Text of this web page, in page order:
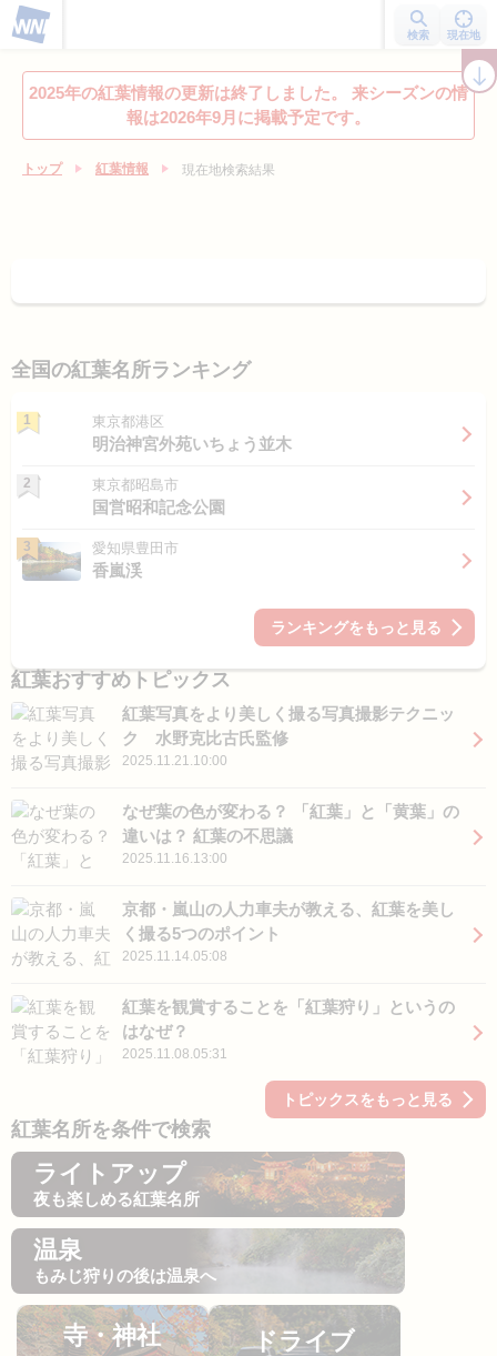
検索 現在地
紅葉レーダー 紅葉ニュース 京都 見頃カレンダー 名所ランキング
2025年の紅葉情報の更新は終了しました。 来シーズンの情
報は2026年9月に掲載予定です。
トップ 紅葉情報 現在地検索結果
全国の紅葉名所ランキング
1 東京都港区
明治神宮外苑いちょう並木
2 東京都昭島市
国営昭和記念公園
3 愛知県豊田市
香嵐渓
ランキングをもっと見る
紅葉おすすめトピックス
紅葉写真をより美しく撮る写真撮影テクニッ
ク 水野克比古氏監修
2025.11.21.10:00
なぜ葉の色が変わる？ 「紅葉」と「黄葉」の
違いは？ 紅葉の不思議
2025.11.16.13:00
京都・嵐山の人力車夫が教える、紅葉を美し
く撮る5つのポイント
2025.11.14.05:08
紅葉を観賞することを「紅葉狩り」というの
はなぜ？
2025.11.08.05:31
トピックスをもっと見る
紅葉名所を条件で検索
ライトアップ
夜も楽しめる紅葉名所
温泉
もみじ狩りの後は温泉へ
寺・神社 ドライブ